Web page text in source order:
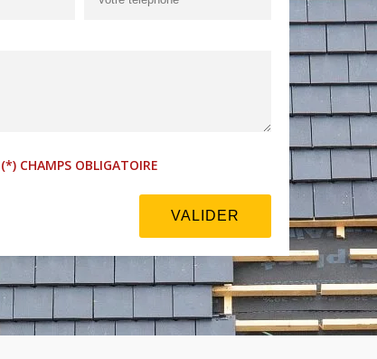
(*) CHAMPS OBLIGATOIRE